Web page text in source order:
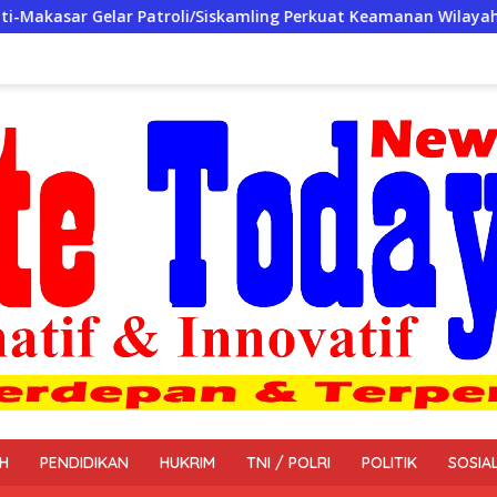
Perkuat Keamanan Wilayah Penyelesaian
PENDIDIKAN HUKRIM TNI / POLRI POLITIK